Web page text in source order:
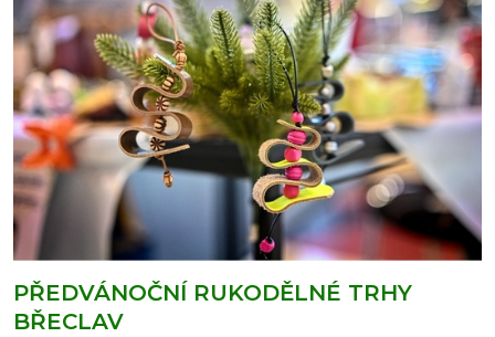
PŘEDVÁNOČNÍ RUKODĚLNÉ TRHY
BŘECLAV